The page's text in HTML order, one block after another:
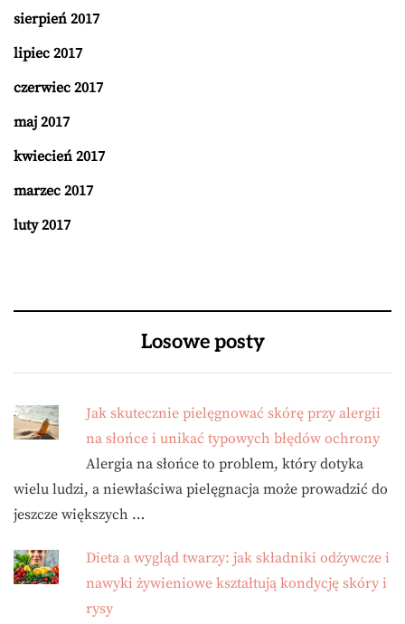
sierpień 2017
lipiec 2017
czerwiec 2017
maj 2017
kwiecień 2017
marzec 2017
luty 2017
Losowe posty
Jak skutecznie pielęgnować skórę przy alergii
na słońce i unikać typowych błędów ochrony
Alergia na słońce to problem, który dotyka
wielu ludzi, a niewłaściwa pielęgnacja może prowadzić do
jeszcze większych …
Dieta a wygląd twarzy: jak składniki odżywcze i
nawyki żywieniowe kształtują kondycję skóry i
rysy